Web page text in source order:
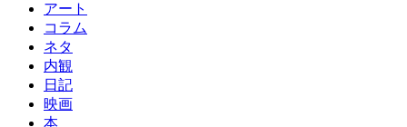
アート
コラム
ネタ
内観
日記
映画
本